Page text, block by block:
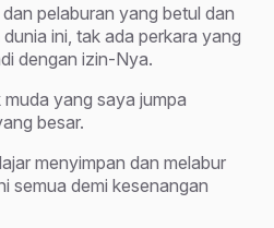
pelaburan yang betul dan
ini, tak ada perkara yang
dengan izin-Nya.
yang saya jumpa
besar.
menyimpan dan melabur
semua demi kesenangan